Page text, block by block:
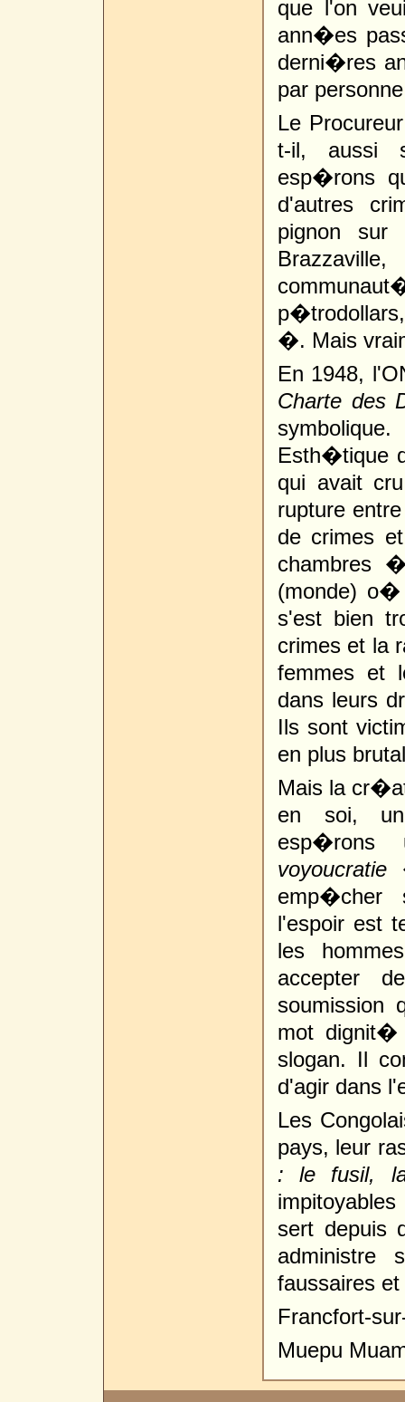
que l'on
ann�es
derni�res
par
Le
t-il, aussi
esp�rons
d'autres
pignon sur
�. Mais
En 1948,
Charte des
Esth�tique
qui avait
rupture
de crimes
chambres
(monde)
s'est bien
crimes et la
femmes et
dans leurs
Ils sont
en plus
Mais la
en soi,
esp�rons
voyoucratie
emp�cher
l'espoir est
les
accepter
mot dignit�
slogan. Il
d'agir dans
Les
pays, leur
: le fusil,
sert depuis
faussaires
Francfort-
Muepu